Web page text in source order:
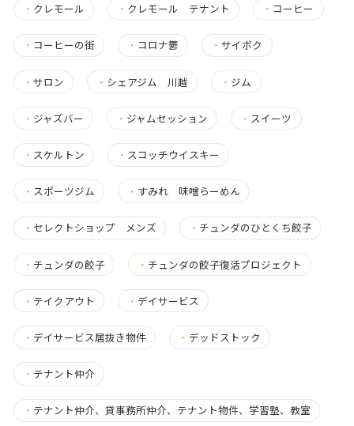
・ クレモール ・ クレモール テナント ・ コーヒー
・ コーヒーの街 ・ コロナ鬱 ・サイボク
・ サロン ・ シェアジム 川越 ・ ジム
・ ジャズバー ・ ジャムセッション ・ スイーツ
・ スケルトン ・ スコッチウイスキー
・ スポーツジム ・ すみれ 味噌らーめん
・ セレクトショップ メンズ ・ チュンダのひとくち餃子
・ チュンダの餃子 ・ チュンダの餃子復活プロジェクト
・ テイクアウト ・ デイサービス
・ デイサービス居抜き物件 ・ デッドストック
・ テナント仲介
・ テナント仲介、貸事務所仲介、テナント物件、学習塾、教室